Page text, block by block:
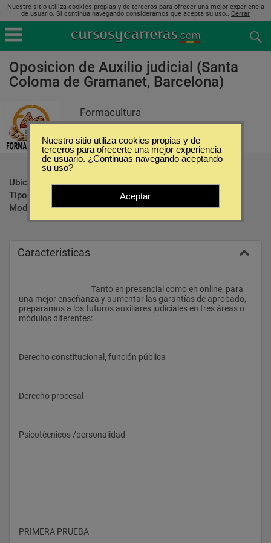
Nuestro sitio utiliza cookies propias y de terceros para ofrecer una mejor experiencia
de usuario. Si continúa navegando consideramos que acepta su uso.. Cerrar
Oposicion de Auxilio judicial (Santa
Coloma de Gramanet, Barcelona)
Formacultura
Ubicación:
Santa Coloma de Gramanet - Barcelona
Tipo:
Oposiciones
Modalidad:
Presencial
Caracteristicas
una mejor enseñanza y aumentar las garantías de aprobado,
preparamos a los futuros auxiliares judiciales en tres áreas o
módulos diferentes:
Derecho constitucional, función pública
Derecho procesal
Psicotécnicos /personalidad
PRIMERA PRUEBA
Nuestro sitio utiliza cookies propias y de
terceros para ofrecerte una mejor experiencia
de usuario. ¿Continuas navegando aceptando
su uso?
Aceptar